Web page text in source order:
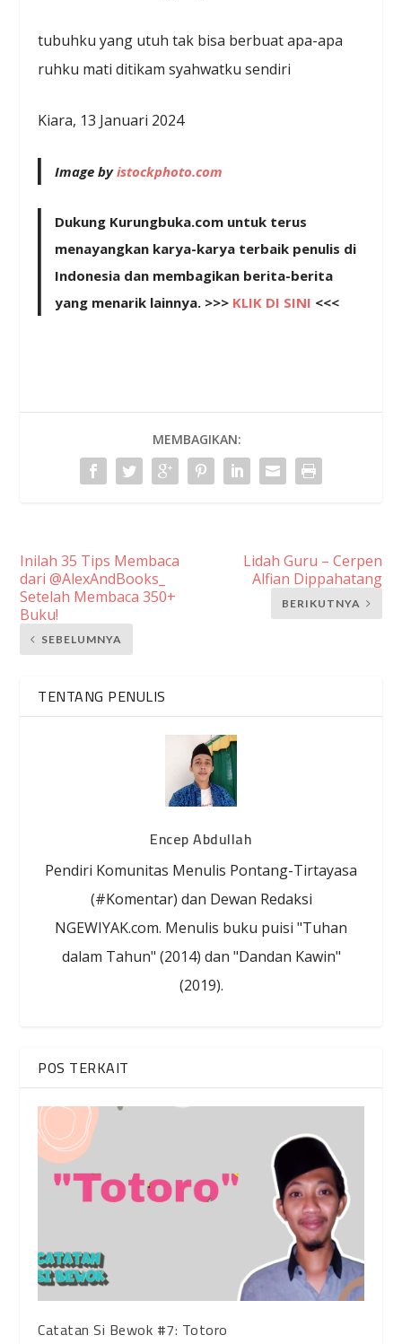
tubuhku yang utuh tak bisa berbuat apa-apa
ruhku mati ditikam syahwatku sendiri
Kiara, 13 Januari 2024
Image byistockphoto.com
Dukung Kurungbuka.com untuk terus
menayangkan karya-karya terbaik penulis di
Indonesia dan membagikan berita-berita
yang menarik lainnya. >>> KLIK DI SINI <<<
MEMBAGIKAN:
Inilah 35 Tips Membaca
dari @AlexAndBooks_
Setelah Membaca 350+
Buku!
SEBELUMNYA
Lidah Guru – Cerpen
Alfian Dippahatang
BERIKUTNYA
TENTANG PENULIS
Encep Abdullah
Pendiri Komunitas Menulis Pontang-Tirtayasa
(#Komentar) dan Dewan Redaksi
NGEWIYAK.com. Menulis buku puisi "Tuhan
dalam Tahun" (2014) dan "Dandan Kawin"
(2019).
POS TERKAIT
Catatan Si Bewok #7: Totoro